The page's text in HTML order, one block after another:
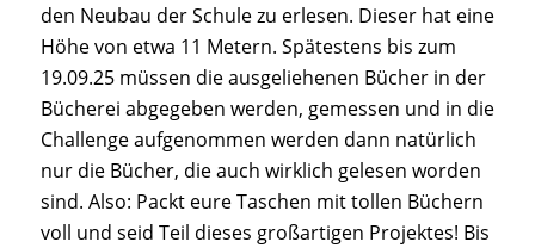
den Neubau der Schule zu erlesen. Dieser hat eine
Höhe von etwa 11 Metern. Spätestens bis zum
19.09.25 müssen die ausgeliehenen Bücher in der
Bücherei abgegeben werden, gemessen und in die
Challenge aufgenommen werden dann natürlich
nur die Bücher, die auch wirklich gelesen worden
sind. Also: Packt eure Taschen mit tollen Büchern
voll und seid Teil dieses großartigen Projektes! Bis